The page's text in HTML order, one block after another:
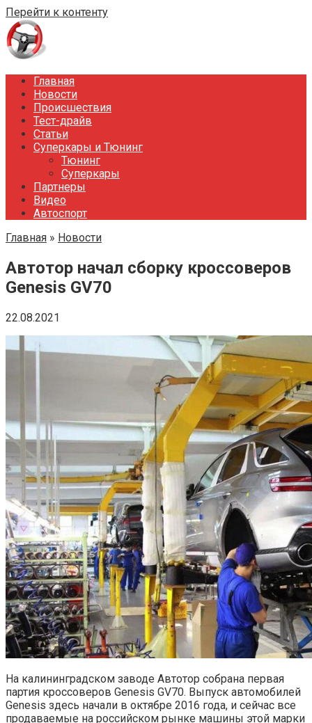
Перейти к контенту
Главная
Новости
Происшествия
Тест-драйв
Статьи
Суперкары и Тюнинг
Тюнинг
Суперкары
Партнеры
Видео
Автоспорт
Главная » Новости
Автотор начал сборку кроссоверов
Genesis GV70
22.08.2021
На калининградском заводе Автотор собрана первая
партия кроссоверов Genesis GV70. Выпуск автомобилей
Genesis здесь начали в октябре 2016 года, и сейчас все
продаваемые на российском рынке машины этой марки